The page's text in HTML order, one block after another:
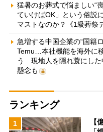
猛暑のお葬式で悩ましい“
ていけばOK」という俗説
マストなのか？《1級葬祭
急増する中国企業の“国籍
Temu…本社機能を海外に
う 現地人を隠れ蓑にした
懸念も
ランキング
1
【